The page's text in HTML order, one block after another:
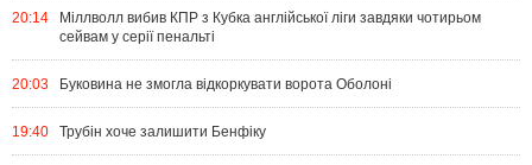
20:14
Міллволл вибив КПР з Кубка англійської ліги завдяки чотирьом
сейвам у серії пенальті
20:03 Буковина не змогла відкоркувати ворота Оболоні
19:40 Трубін хоче залишити Бенфіку